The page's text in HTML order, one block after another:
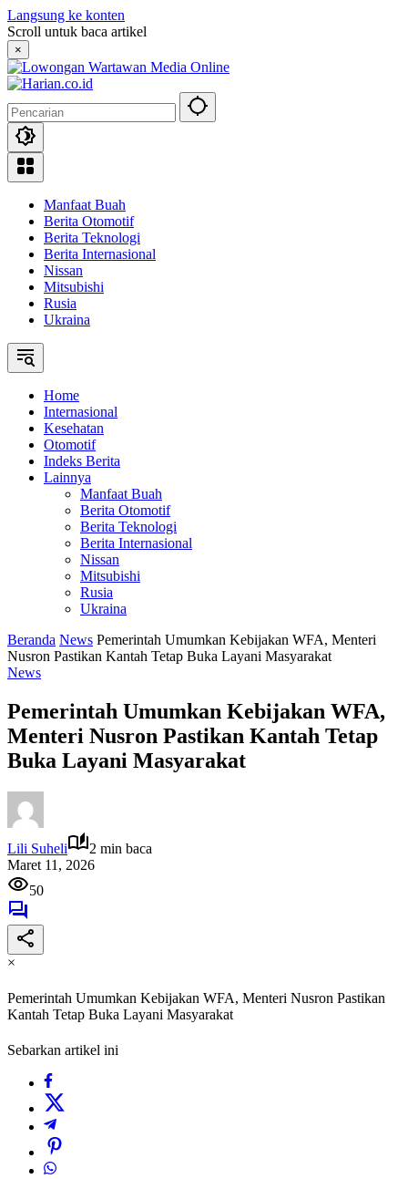
Langsung ke konten
Scroll untuk baca artikel
×
Manfaat Buah
Berita Otomotif
Berita Teknologi
Berita Internasional
Nissan
Mitsubishi
Rusia
Ukraina
Home
Internasional
Kesehatan
Otomotif
Indeks Berita
Lainnya
Manfaat Buah
Berita Otomotif
Berita Teknologi
Berita Internasional
Nissan
Mitsubishi
Rusia
Ukraina
Beranda News Pemerintah Umumkan Kebijakan WFA, Menteri
Nusron Pastikan Kantah Tetap Buka Layani Masyarakat
News
Pemerintah Umumkan Kebijakan WFA,
Menteri Nusron Pastikan Kantah Tetap
Buka Layani Masyarakat
Lili Suheli
2 min baca
Maret 11, 2026
50
×
Pemerintah Umumkan Kebijakan WFA, Menteri Nusron Pastikan
Kantah Tetap Buka Layani Masyarakat
Sebarkan artikel ini